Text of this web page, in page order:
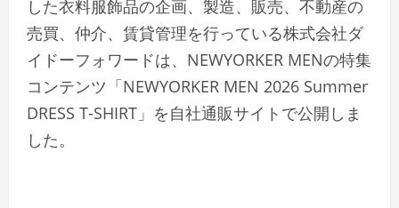
した衣料服飾品の企画、製造、販売、不動産の
売買、仲介、賃貸管理を行っている株式会社ダ
イドーフォワードは、NEWYORKER MENの特集
コンテンツ「NEWYORKER MEN 2026 Summer
DRESS T-SHIRT」を⾃社通販サイトで公開しま
した。